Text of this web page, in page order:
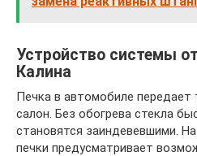
Устройство системы
Калина
Печка в автомобиле передает
салон. Без обогрева стекла
становятся заиндевевшими.
печки предусматривает